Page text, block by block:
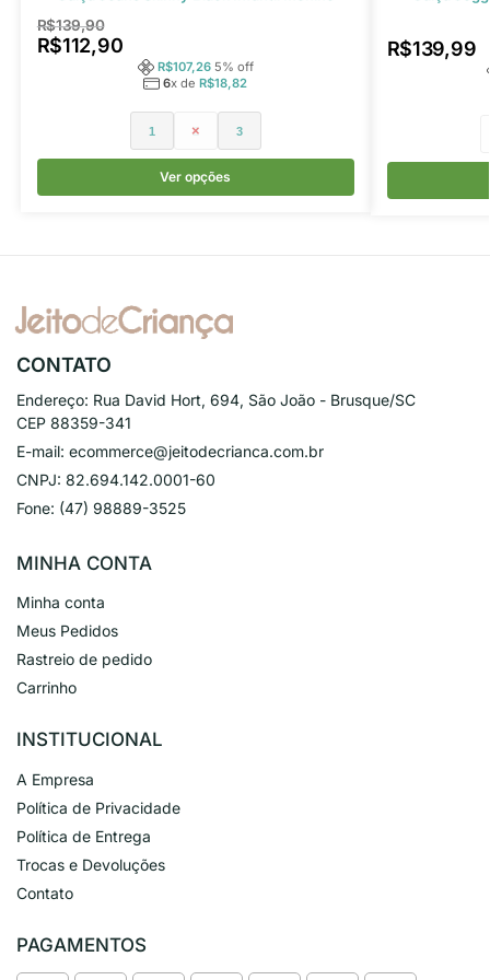
R$139,90
R$112,90
R$107,26 5% off
6x deR$18,82
1 2 3
Ver opções
R$139,99
CONTATO
Endereço: Rua David Hort, 694, São João - Brusque/SC
CEP 88359-341
E-mail: ecommerce@jeitodecrianca.com.br
CNPJ: 82.694.142.0001-60
Fone: (47) 98889-3525
MINHA CONTA
Minha conta
Meus Pedidos
Rastreio de pedido
Carrinho
INSTITUCIONAL
A Empresa
Política de Privacidade
Política de Entrega
Trocas e Devoluções
Contato
PAGAMENTOS